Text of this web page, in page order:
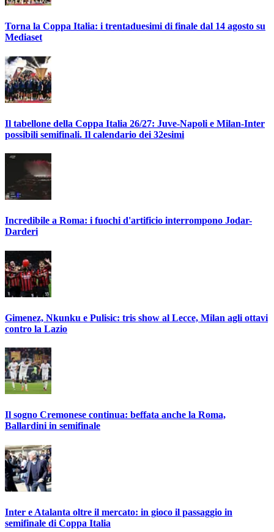
Torna la Coppa Italia: i trentaduesimi di finale dal 14 agosto su
Mediaset
Il tabellone della Coppa Italia 26/27: Juve-Napoli e Milan-Inter
possibili semifinali. Il calendario dei 32esimi
Incredibile a Roma: i fuochi d'artificio interrompono Jodar-
Darderi
Gimenez, Nkunku e Pulisic: tris show al Lecce, Milan agli ottavi
contro la Lazio
Il sogno Cremonese continua: beffata anche la Roma,
Ballardini in semifinale
Inter e Atalanta oltre il mercato: in gioco il passaggio in
semifinale di Coppa Italia